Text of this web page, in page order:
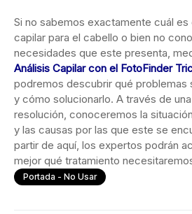
Si no sabemos exactamente cuál
capilar para el cabello o bien no
necesidades que este presenta,
Análisis Capilar con el FotoFinder
podremos descubrir qué problemas
y cómo solucionarlo. A través de
resolución, conoceremos la
y las causas por las que este se
partir de aquí, los expertos podrán
mejor qué tratamiento
Portada - No Usar